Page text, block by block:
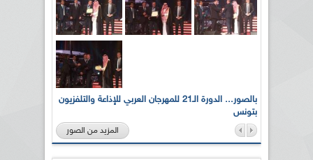
بالصور... الدورة الـ21 للمهرجان العربي للإذاعة والتلفزيون
بتونس
المزيد من الصور